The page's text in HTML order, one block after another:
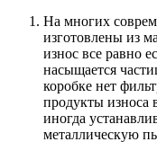
На многих
изготовлены из
износ все равно
насыщается
коробке нет
продукты износа
иногда
металлическую